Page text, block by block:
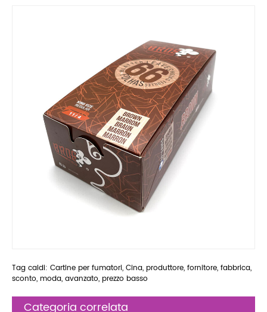
Tag caldi: Cartine per fumatori, Cina, produttore, fornitore, fabbrica,
sconto, moda, avanzato, prezzo basso
Categoria correlata